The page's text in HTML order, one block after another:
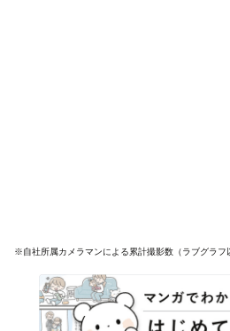
※自社所属カメラマンによる累計撮影数（ラブグラフ